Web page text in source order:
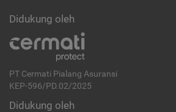
Didukung oleh
PT Cermati Pialang Asuransi
KEP-596/PD.02/2025
Didukung oleh